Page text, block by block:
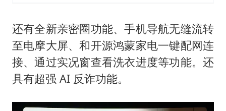
还有全新亲密圈功能、手机导航无缝流转
至电摩大屏、和开源鸿蒙家电一键配网连
接、通过实况窗查看洗衣进度等功能。还
具有超强 AI 反诈功能。